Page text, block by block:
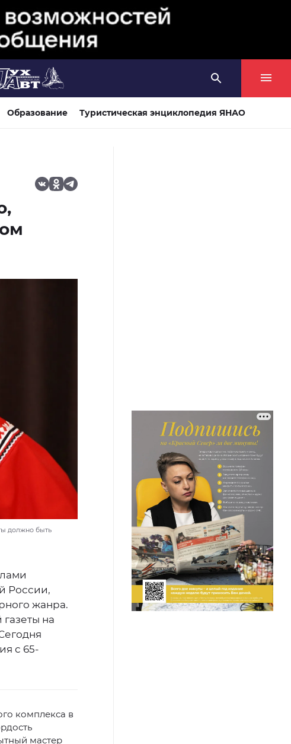
Образование Туристическая энциклопедия ЯНАО
должно быть
России,
жанра.
на
с 65-
комплекса в
мастер